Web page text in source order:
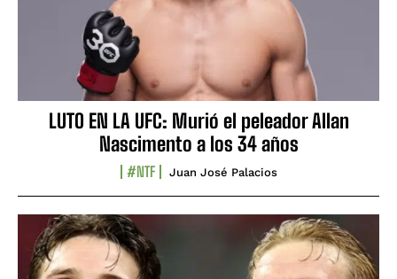
LUTO EN LA UFC: Murió el peleador Allan
Nascimento a los 34 años
#NTF Juan José Palacios